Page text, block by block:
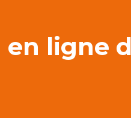
ligne